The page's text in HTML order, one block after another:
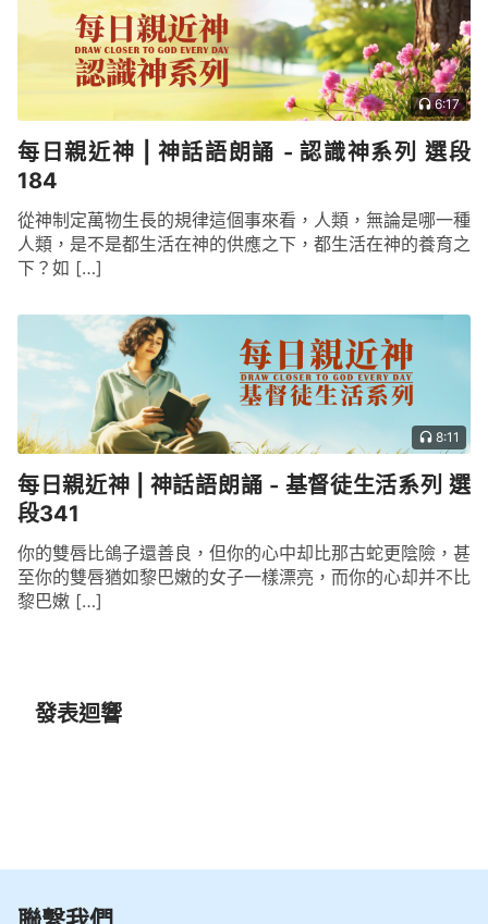
6:17
每日親近神 | 神話語朗誦 - 認識神系列 選段
184
從神制定萬物生長的規律這個事來看，人類，無論是哪一種
人類，是不是都生活在神的供應之下，都生活在神的養育之
下？如 […]
8:11
每日親近神 | 神話語朗誦 - 基督徒生活系列 選
段341
你的雙唇比鴿子還善良，但你的心中却比那古蛇更陰險，甚
至你的雙唇猶如黎巴嫩的女子一樣漂亮，而你的心却并不比
黎巴嫩 […]
發表迴響